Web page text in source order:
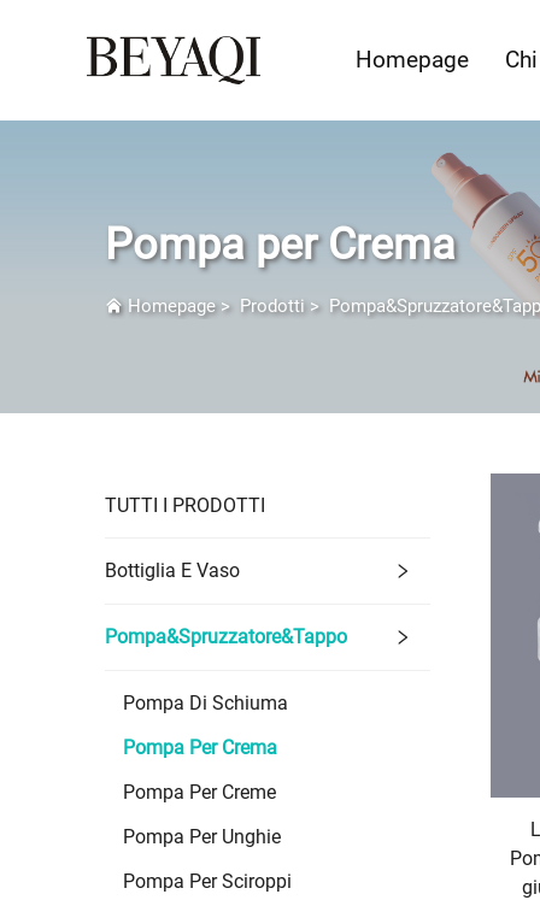
Homepage
Pompa per Crema
Homepage> Prodotti >
TUTTI I PRODOTTI
Bottiglia E Vaso
Pompa&Spruzzatore&Tappo
Pompa Di Schiuma
Pompa Per Crema
Pompa Per Creme
Pompa Per Unghie
Pompa Per Sciroppi